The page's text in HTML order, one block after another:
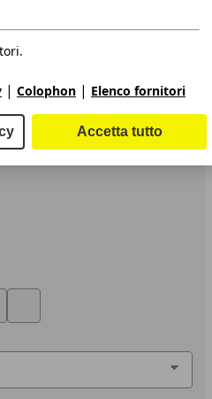
| Colophon | Elenco fornitori
Accetta tutto